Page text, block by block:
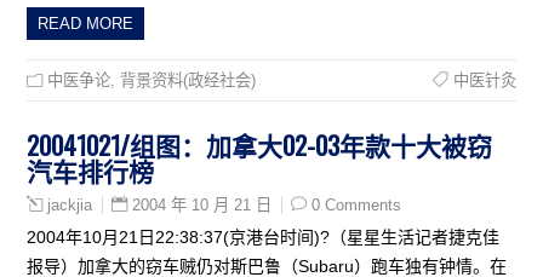
READ MORE
中医争论 背景资料(政经社会) 中医针灸
20041021/组图：加拿大02-03年款十大被窃
汽车排行榜
jackjia 2004 年 10 月 21 日 0 Comments
2004年10月21日22:38:37(京港台时间)?（星星生活记者捷克佳
报导）加拿大的窃车贼仍对斯巴鲁（Subaru）跑车独有钟情。在